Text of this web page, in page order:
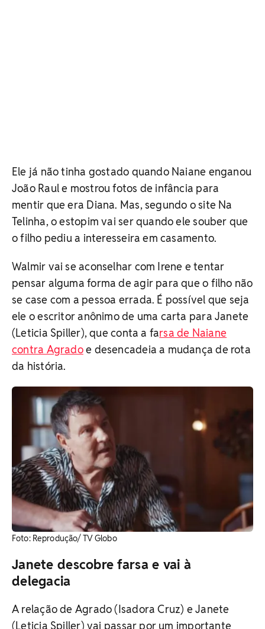
Ele já não tinha gostado quando Naiane enganou
João Raul e mostrou fotos de infância para
mentir que era Diana. Mas, segundo o site Na
Telinha, o estopim vai ser quando ele souber que
o filho pediu a interesseira em casamento.
Walmir vai se aconselhar com Irene e tentar
pensar alguma forma de agir para que o filho não
se case com a pessoa errada. É possível que seja
ele o escritor anônimo de uma carta para Janete
(Leticia Spiller), que conta a farsa de Naiane
contra Agradoe desencadeia a mudança de rota
da história.
Foto: Reprodução/ TV Globo
Janete descobre farsa e vai à
delegacia
A relação de Agrado (Isadora Cruz) e Janete
(Leticia Spiller) vai passar por um importante